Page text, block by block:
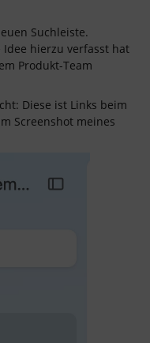
Suchleiste.
Idee hierzu verfasst hat
Produkt-Team
Diese ist Links beim
Screenshot meines